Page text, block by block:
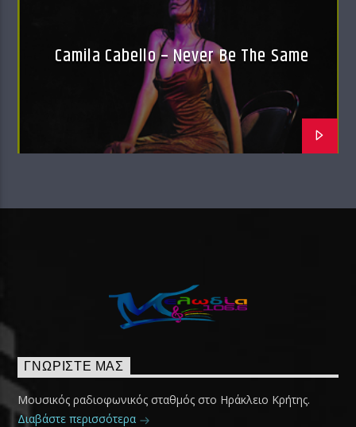
Camila Cabello – Never Be The Same
ΓΝΩΡΊΣΤΕ ΜΑΣ
Μουσικός ραδιοφωνικός σταθμός στο Ηράκλειο Κρήτης.
Διαβάστε περισσότερα